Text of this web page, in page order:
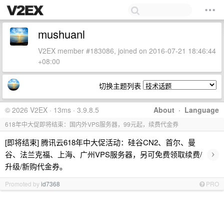
mushuanl
V2EX member #183086, joined on 2016-07-21 18:46:44
+08:00
切换主题列表
About · Language
© 2026 V2EX · 13ms · 3.9.8.5
618年中大促即将结束：国内外VPS服务器，99元起，续费代金券
[即将结束] 腾讯云618年中大促活动：硅谷CN2、首尔、曼
谷、法兰克福、上海、广州VPS服务器，另可免费领取续费/
升级/新购代金券。
›
Promoted byid7368 PRO